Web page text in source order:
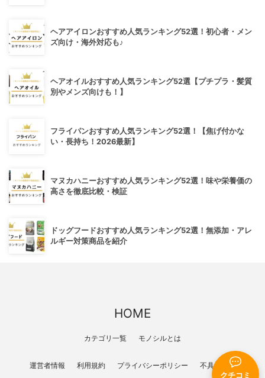
クチコミ
ヘアアイロンおすすめ人気ランキング52選！初心者・メン
ズ向け・海外対応も♪
ヘアオイルおすすめ人気ランキング52選【プチプラ・髪質
別やメンズ向けも！】
フライパンおすすめ人気ランキング52選！【焦げ付かな
い・長持ち！2026最新】
マヌカハニーおすすめ人気ランキング52選！味や栄養価の
高さを徹底比較・検証
ドッグフードおすすめ人気ランキング52選！無添加・アレ
ルギー対策商品を紹介
HOME
カテゴリ一覧 モノシルとは
運営者情報 利用規約 プライバシーポリシー 不具合報告